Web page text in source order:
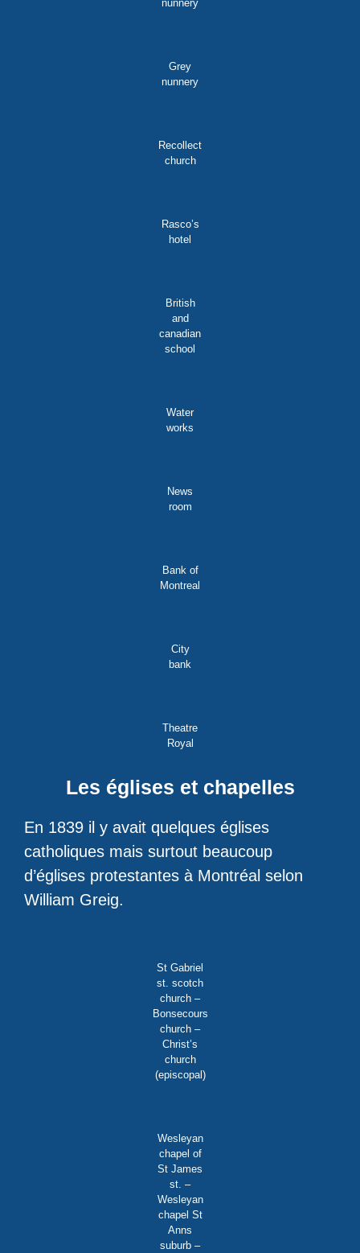
nunnery
Grey
nunnery
Recollect
church
Rasco’s
hotel
British
and
canadian
school
Water
works
News
room
Bank of
Montreal
City
bank
Theatre
Royal
Les églises et chapelles
En 1839 il y avait quelques églises
catholiques mais surtout beaucoup
d’églises protestantes à Montréal selon
William Greig.
St Gabriel
st. scotch
church –
Bonsecours
church –
Christ’s
church
(episcopal)
Wesleyan
chapel of
St James
st. –
Wesleyan
chapel St
Anns
suburb –